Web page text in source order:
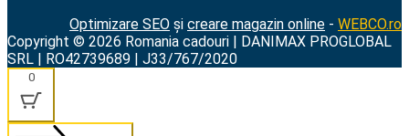
Optimizare SEO și creare magazin online - WEBCO.ro
Copyright © 2026 Romania cadouri | DANIMAX PROGLOBAL
SRL | RO42739689 | J33/767/2020
0